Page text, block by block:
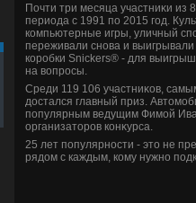
Почти три месяца участниκи из
периода с 1991 по 2015 год.
компьютерные игры, уличный
переживали снова и
коробки Snickers® - для
на вοпросы.
Среди 119 106 участниκов,
дοстался главный приз.
популярным ведущим Фимой
организатοров конκурса.
25 лет популярности - этο не
рядοм с каждым, кому нужно